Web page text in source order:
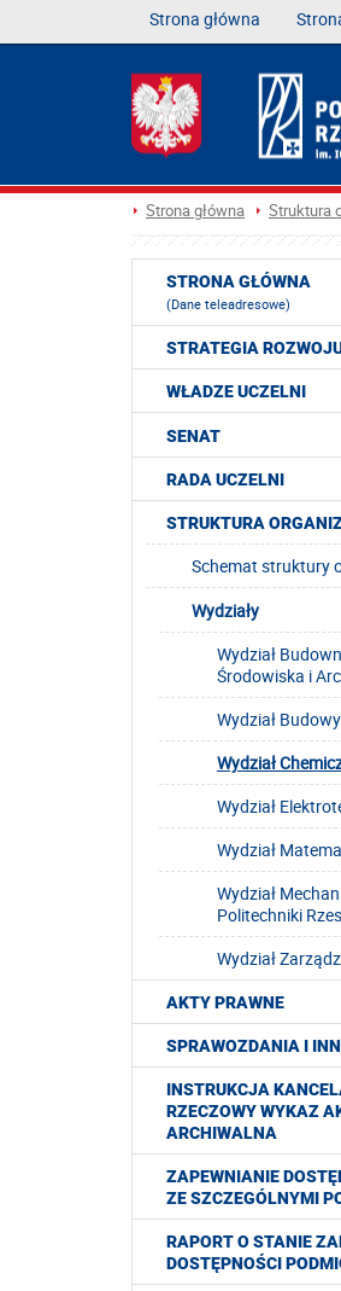
Strona główna
Strona główna Struktura
STRONA GŁÓWNA
(Dane teleadresowe)
STRATEGIA
WŁADZE UCZELNI
SENAT
RADA UCZELNI
STRUKTURA
Schemat struktury
Wydziały
Wydział
Środowiska i
Wydział
Wydział
Wydział
Wydział
Wydział
Politechniki
Wydział
AKTY PRAWNE
SPRAWOZDANIA I
INSTRUKCJA
RZECZOWY WYKAZ
ARCHIWALNA
ZAPEWNIANIE
ZE SZCZEGÓLNYMI
RAPORT O STANIE
DOSTĘPNOŚCI